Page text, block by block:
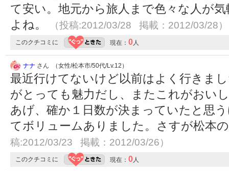
て安い。地元から旅人まで色々な人が
よね。
（投稿:2012/03/28 掲載：2012/03/28）
このクチコミに 現在： 0人
ナナ さん （女性/松本市/50代/Lv.12）
最近行けてないけど以前はよく行きま
がとっても魅力だし、またこれがおい
あげ、確か１日数が決まっていたと思
てボリュームありました。さすが松本
稿:2012/03/23 掲載：2012/03/26）
このクチコミに 現在： 0人